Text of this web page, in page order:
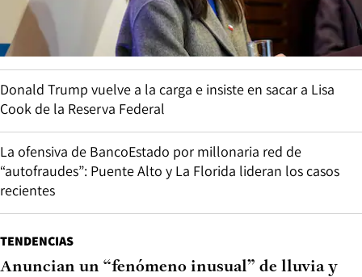
Donald Trump vuelve a la carga e insiste en sacar a Lisa
Cook de la Reserva Federal
La ofensiva de BancoEstado por millonaria red de
“autofraudes”: Puente Alto y La Florida lideran los casos
recientes
TENDENCIAS
Anuncian un “fenómeno inusual” de lluvia y